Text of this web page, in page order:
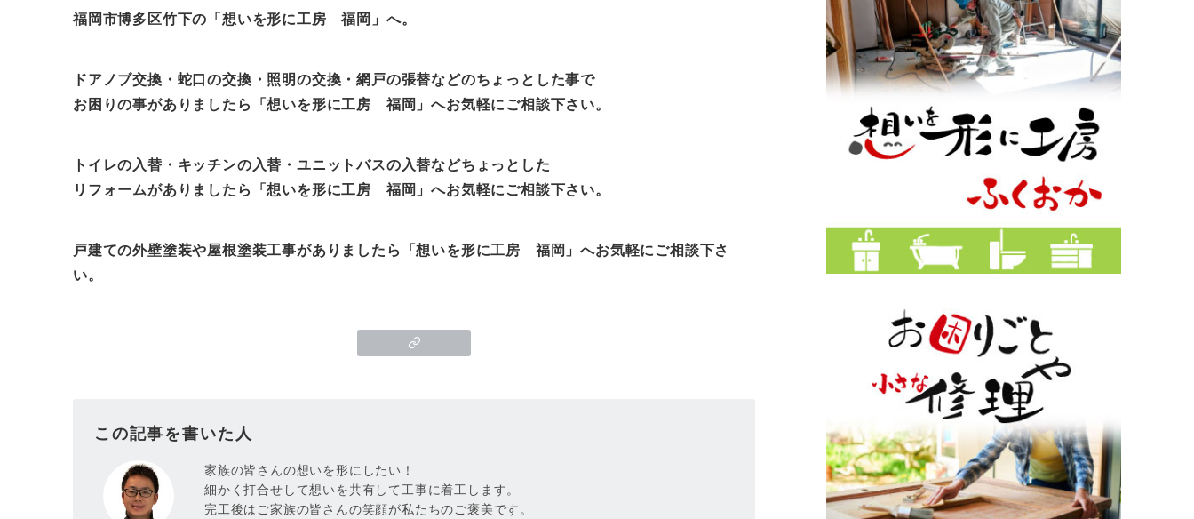
福岡市博多区竹下の「想いを形に工房 福岡 」へ。
ドアノブ交換・蛇口の交換・照明の交換・網戸の張替などのちょっとした事で
お困りの事がありましたら「想いを形に工房 福岡 」へお気軽にご相談下さい。
トイレの入替・キッチンの入替・ユニットバスの入替などちょっとした
リフォームがありましたら「想いを形に工房 福岡 」へお気軽にご相談下さい。
戸建ての外壁塗装や屋根塗装工事がありましたら「想いを形に工房 福岡 」へお気軽にご相談下さ
い。
この記事を書いた人
家族の皆さんの想いを形にしたい！
細かく打合せして想いを共有して工事に着工します。
完工後はご家族の皆さんの笑顔が私たちのご褒美です。